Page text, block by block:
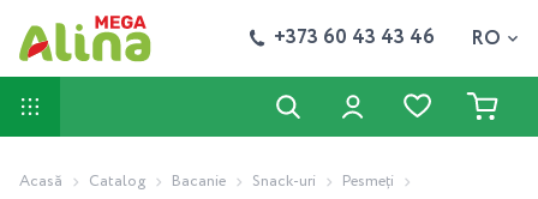
+373 60 43 43 46 RO
Acasă Catalog Bacanie Snack-uri
Pesmeţi